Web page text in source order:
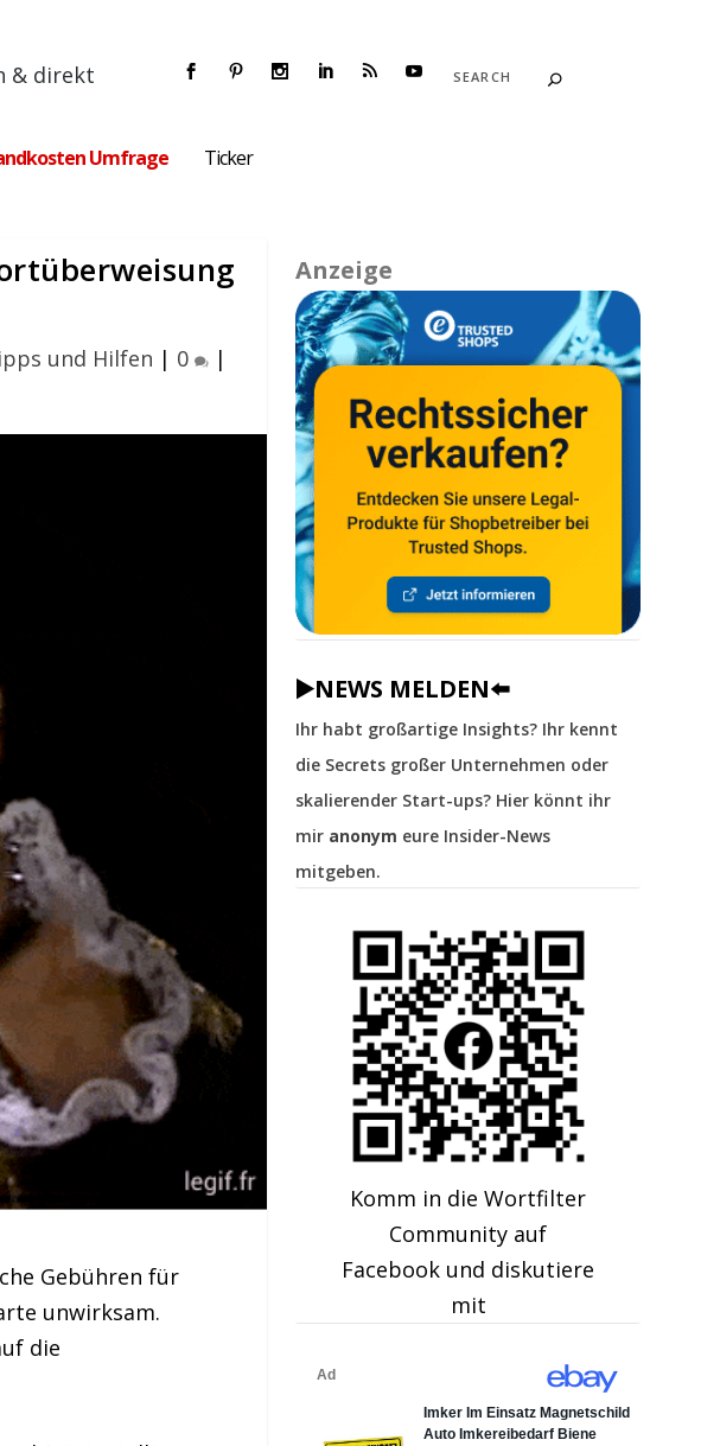
& direkt
Umfrage Ticker
und Hilfen | 0 |
Gebühren für
unwirksam.
die
Anzeige
▶️NEWS MELDEN⬅️
Ihr habt großartige Insights? Ihr kennt
die Secrets großer Unternehmen oder
skalierender Start-ups? Hier könnt ihr
mir anonym eure Insider-News
mitgeben.
Komm in die Wortfilter
Community auf
Facebook und diskutiere
mit